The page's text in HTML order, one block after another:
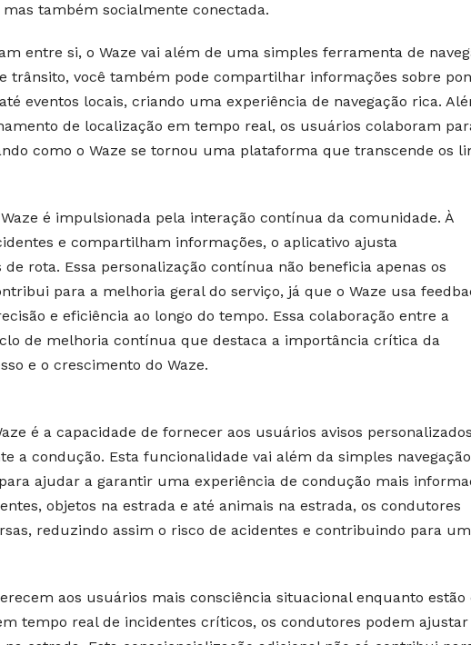
também socialmente conectada.
entre si, o Waze vai além de uma simples ferramenta de
trânsito, você também pode compartilhar informações sobre
eventos locais, criando uma experiência de navegação rica.
de localização em tempo real, os usuários colaboram
como o Waze se tornou uma plataforma que transcende os
é impulsionada pela interação contínua da comunidade. À
e compartilham informações, o aplicativo ajusta
rota. Essa personalização contínua não beneficia apenas os
para a melhoria geral do serviço, já que o Waze usa
e eficiência ao longo do tempo. Essa colaboração entre a
de melhoria contínua que destaca a importância crítica da
e o crescimento do Waze.
é a capacidade de fornecer aos usuários avisos personalizados
a condução. Esta funcionalidade vai além da simples
ajudar a garantir uma experiência de condução mais
objetos na estrada e até animais na estrada, os condutores
reduzindo assim o risco de acidentes e contribuindo para um
aos usuários mais consciência situacional enquanto estão
tempo real de incidentes críticos, os condutores podem ajustar